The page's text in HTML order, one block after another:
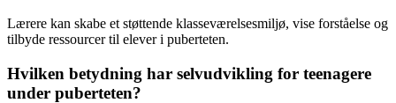
Lærere kan skabe et støttende klasseværelsesmiljø, vise forståelse og
tilbyde ressourcer til elever i puberteten.
Hvilken betydning har selvudvikling for teenagere
under puberteten?